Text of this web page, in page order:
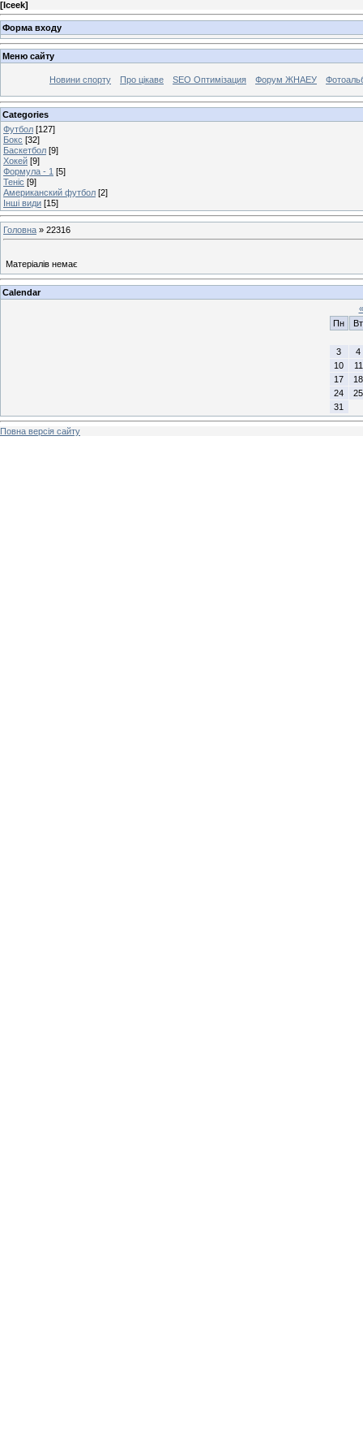
[Iceek]
Форма входу
Меню сайту
Новини спорту Про цікаве SEO Оптимізация Форум ЖНАЕУ
Categories
Футбол [127]
Бокс [32]
Баскетбол [9]
Хокей [9]
Формула - 1 [5]
Теніс [9]
Американский футбол [2]
Інші види [15]
Головна » 22316
Матеріалів немає
Calendar
«
Пн
Вт
3
4
10
11
17
18
24
25
31
Повна версія сайту